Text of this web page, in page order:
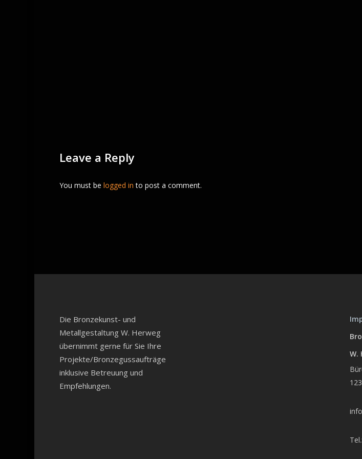
Leave a Reply
You must be logged in to post a comment.
Die Bronzekunst- und
Metallgestaltung W. Herweg
übernimmt gerne für Sie Ihre
Projekte/Bronzegussaufträge
inklusive Betreuung und
Empfehlungen.
W.